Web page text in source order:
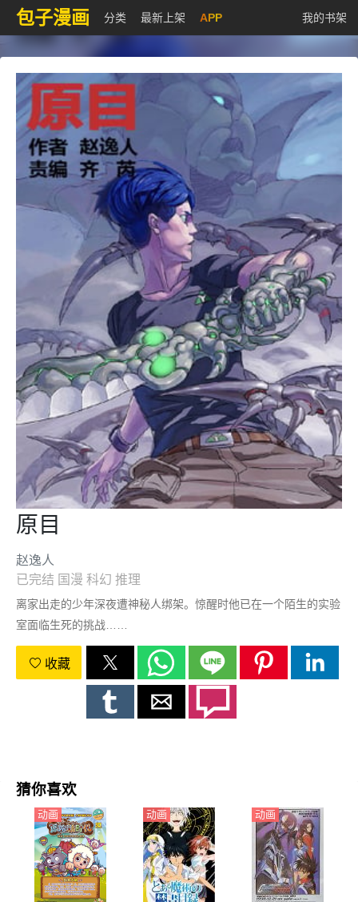
包子漫画 分类 最新上架 APP 我的书架
原目
赵逸人
已完结 国漫 科幻 推理
离家出走的少年深夜遭神秘人绑架。惊醒时他已在一个陌生的实验
室面临生死的挑战……
收藏
猜你喜欢
动画 动画 动画